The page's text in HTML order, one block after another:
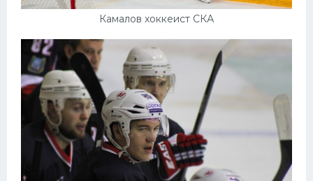
Камалов хоккеист СКА